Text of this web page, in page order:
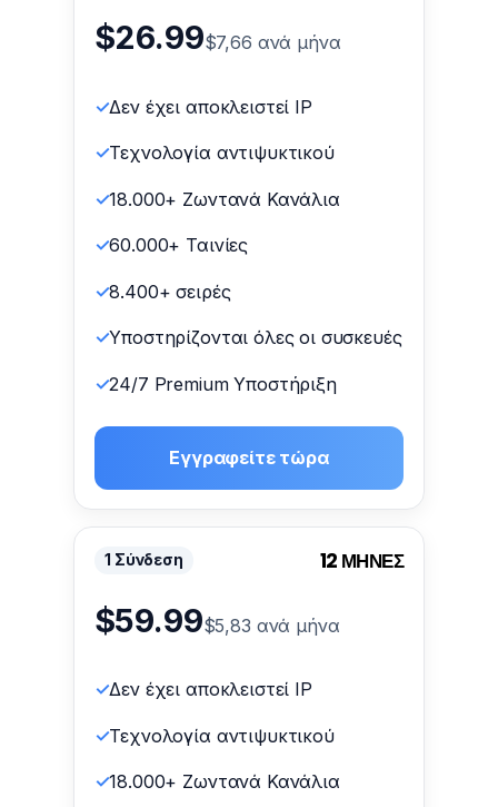
$26.99$7,66 ανά μήνα
Δεν έχει αποκλειστεί IP
Τεχνολογία αντιψυκτικού
18.000+ Ζωντανά Κανάλια
60.000+ Ταινίες
8.400+ σειρές
Υποστηρίζονται όλες οι συσκευές
24/7 Premium Υποστήριξη
Εγγραφείτε τώρα
1 Σύνδεση 12 ΜΗΝΕΣ
$59.99$5,83 ανά μήνα
Δεν έχει αποκλειστεί IP
Τεχνολογία αντιψυκτικού
18.000+ Ζωντανά Κανάλια